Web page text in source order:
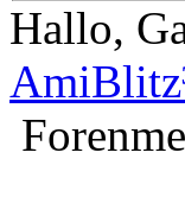
Hallo,